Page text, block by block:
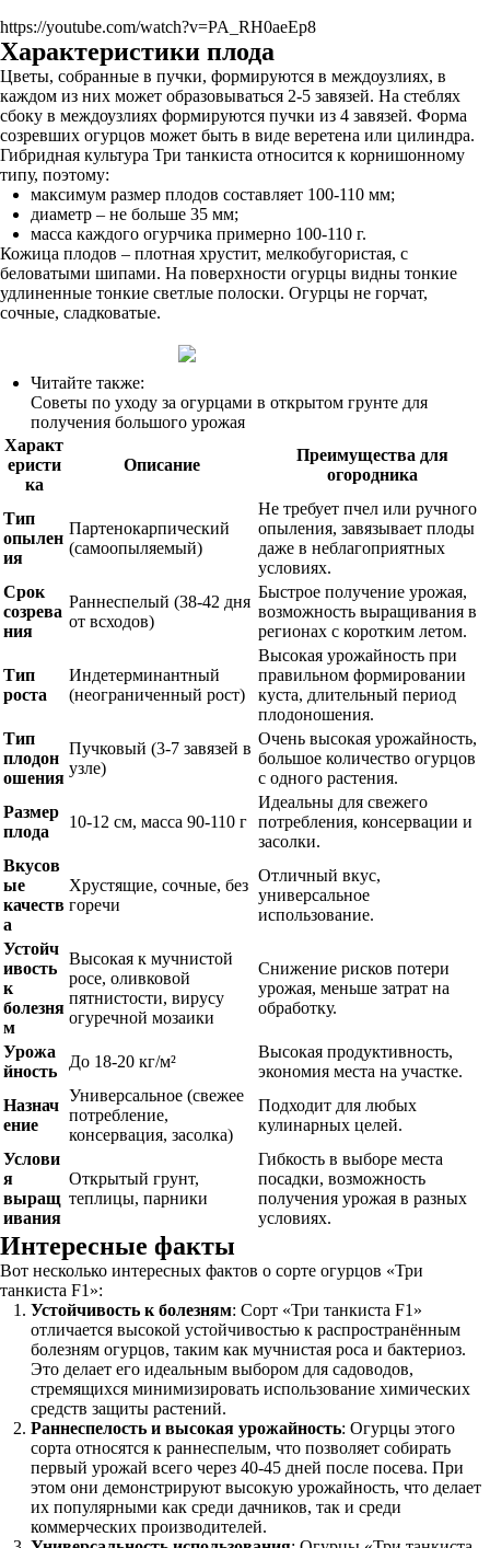
https://youtube.com/watch?v=PA_RH0aeEp8
Характеристики плода
Цветы, собранные в пучки, формируются в междоузлиях, в
каждом из них может образовываться 2-5 завязей. На стеблях
сбоку в междоузлиях формируются пучки из 4 завязей. Форма
созревших огурцов может быть в виде веретена или цилиндра.
Гибридная культура Три танкиста относится к корнишонному
типу, поэтому:
максимум размер плодов составляет 100-110 мм;
диаметр – не больше 35 мм;
масса каждого огурчика примерно 100-110 г.
Кожица плодов – плотная хрустит, мелкобугористая, с
беловатыми шипами. На поверхности огурцы видны тонкие
удлиненные тонкие светлые полоски. Огурцы не горчат,
сочные, сладковатые.
Читайте также:
Советы по уходу за огурцами в открытом грунте для
получения большого урожая
Характ
еристи
ка
Описание
Преимущества для
огородника
Тип
опылен
ия
Партенокарпический
(самоопыляемый)
Не требует пчел или ручного
опыления, завязывает плоды
даже в неблагоприятных
условиях.
Срок
созрева
ния
Раннеспелый (38-42 дня
от всходов)
Быстрое получение урожая,
возможность выращивания в
регионах с коротким летом.
Тип
роста
Индетерминантный
(неограниченный рост)
Высокая урожайность при
правильном формировании
куста, длительный период
плодоношения.
Тип
плодон
ошения
Пучковый (3-7 завязей в
узле)
Очень высокая урожайность,
большое количество огурцов
с одного растения.
Размер
плода
10-12 см, масса 90-110 г
Идеальны для свежего
потребления, консервации и
засолки.
Вкусов
ые
качеств
а
Хрустящие, сочные, без
горечи
Отличный вкус,
универсальное
использование.
Устойч
ивость
к
болезня
м
Высокая к мучнистой
росе, оливковой
пятнистости, вирусу
огуречной мозаики
Снижение рисков потери
урожая, меньше затрат на
обработку.
Урожа
йность
До 18-20 кг/м²
Высокая продуктивность,
экономия места на участке.
Назнач
ение
Универсальное (свежее
потребление,
консервация, засолка)
Подходит для любых
кулинарных целей.
Услови
я
выращ
ивания
Открытый грунт,
теплицы, парники
Гибкость в выборе места
посадки, возможность
получения урожая в разных
условиях.
Интересные факты
Вот несколько интересных фактов о сорте огурцов «Три
танкиста F1»:
Устойчивость к болезням: Сорт «Три танкиста F1»
отличается высокой устойчивостью к распространённым
болезням огурцов, таким как мучнистая роса и бактериоз.
Это делает его идеальным выбором для садоводов,
стремящихся минимизировать использование химических
средств защиты растений.
Раннеспелость и высокая урожайность: Огурцы этого
сорта относятся к раннеспелым, что позволяет собирать
первый урожай всего через 40-45 дней после посева. При
этом они демонстрируют высокую урожайность, что делает
их популярными как среди дачников, так и среди
коммерческих производителей.